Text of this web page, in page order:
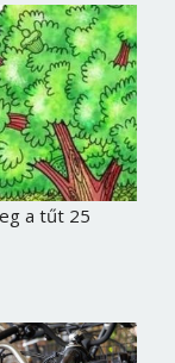
a tűt 25